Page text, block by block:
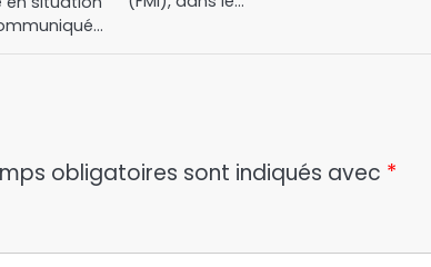
obligatoires sont indiqués avec *